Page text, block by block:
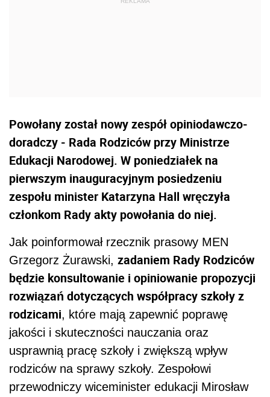
Powołany został nowy zespół opiniodawczo-
doradczy - Rada Rodziców przy Ministrze
Edukacji Narodowej. W poniedziałek na
pierwszym inauguracyjnym posiedzeniu
zespołu minister Katarzyna Hall wręczyła
członkom Rady akty powołania do niej.
Jak poinformował rzecznik prasowy MEN
Grzegorz Żurawski, zadaniem Rady Rodziców
będzie konsultowanie i opiniowanie propozycji
rozwiązań dotyczących współpracy szkoły z
rodzicami, które mają zapewnić poprawę
jakości i skuteczności nauczania oraz
usprawnią pracę szkoły i zwiększą wpływ
rodziców na sprawy szkoły. Zespołowi
przewodniczy wiceminister edukacji Mirosław